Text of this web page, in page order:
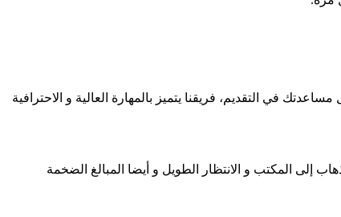
في التقديم، فريقنا يتميز بالمهارة العالية و الاحترافية